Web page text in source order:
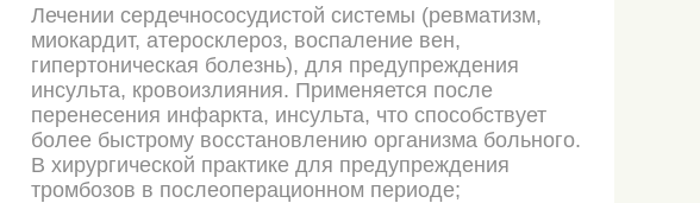
Лечении сердечнососудистой системы (ревматизм,
миокардит, атеросклероз, воспаление вен,
гипертоническая болезнь), для предупреждения
инсульта, кровоизлияния. Применяется после
перенесения инфаркта, инсульта, что способствует
более быстрому восстановлению организма больного.
В хирургической практике для предупреждения
тромбозов в послеоперационном периоде;